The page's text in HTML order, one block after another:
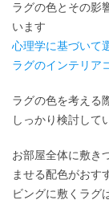
ラグの色とその影
います
心理学に基づいて
ラグのインテリア
ラグの色を考える
しっかり検討して
お部屋全体に敷き
ませる配色がおす
ビングに敷くラグ